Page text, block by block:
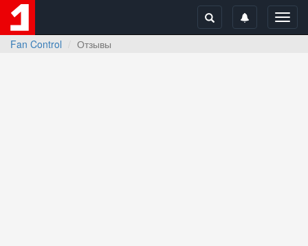
Fan Control
Отзывы